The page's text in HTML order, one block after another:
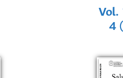
Vol.
4